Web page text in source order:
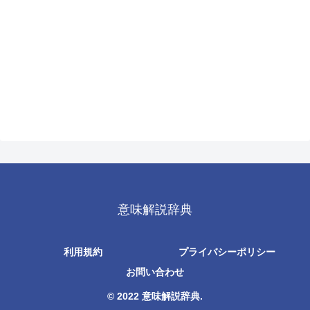
意味解説辞典
利用規約
プライバシーポリシー
お問い合わせ
© 2022 意味解説辞典.